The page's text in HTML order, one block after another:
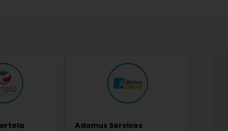
Adomus Services